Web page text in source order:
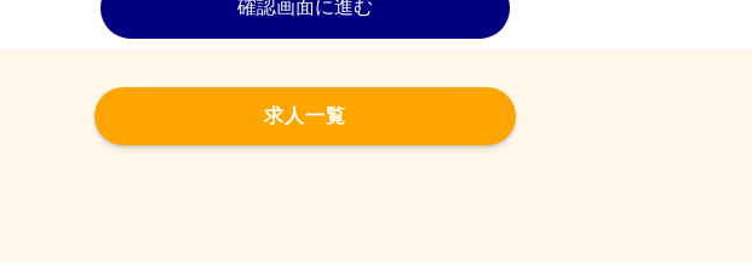
行のため、利用目的を明確にした上で適切な方法での取得・利用・提供などを行い、取
求人一覧